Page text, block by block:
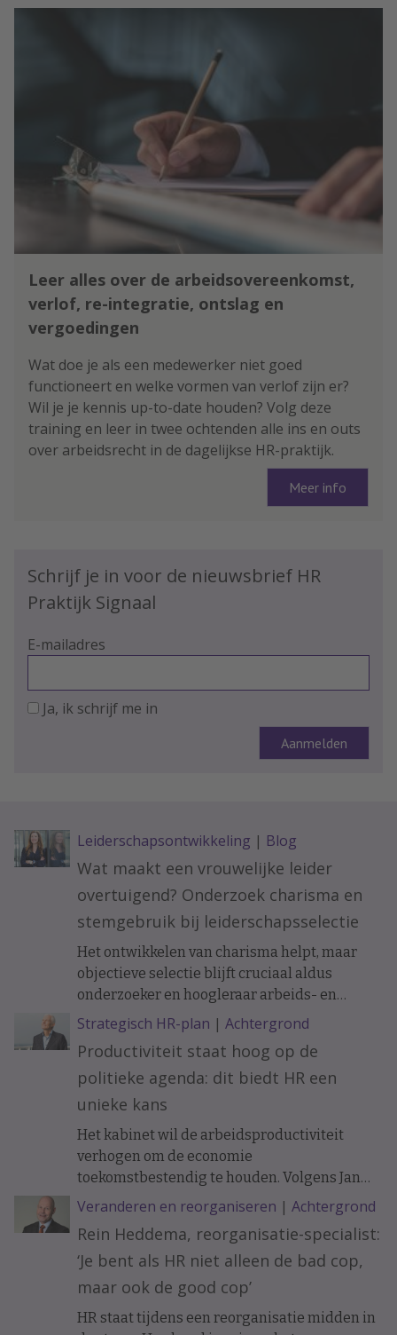
Leer alles over de arbeidsovereenkomst,
verlof, re-integratie, ontslag en
vergoedingen
Wat doe je als een medewerker niet goed
functioneert en welke vormen van verlof zijn er?
Wil je je kennis up-to-date houden? Volg deze
training en leer in twee ochtenden alle ins en outs
over arbeidsrecht in de dagelijkse HR-praktijk.
Meer info
Schrijf je in voor de nieuwsbrief HR
Praktijk Signaal
E-mailadres
Ja, ik schrijf me in
Leiderschapsontwikkeling | Blog
Wat maakt een vrouwelijke leider
overtuigend? Onderzoek charisma en
stemgebruik bij leiderschapsselectie
Het ontwikkelen van charisma helpt, maar
objectieve selectie blijft cruciaal aldus
onderzoeker en hoogleraar arbeids- en
organisatiepsychologie Janneke Oostrom.
Strategisch HR-plan | Achtergrond
Productiviteit staat hoog op de
politieke agenda: dit biedt HR een
unieke kans
Het kabinet wil de arbeidsproductiviteit
verhogen om de economie
toekomstbestendig te houden. Volgens Jan
Tjerk Boonstra biedt de nieuwe
Productiviteitsagenda HR een uitgelezen
kans om een strategischere rol te pakken bij
innovatie, werkontwerp en
organisatieontwikkeling.
Veranderen en reorganiseren | Achtergrond
Rein Heddema, reorganisatie-specialist:
‘Je bent als HR niet alleen de bad cop,
maar ook de good cop’
HR staat tijdens een reorganisatie midden in